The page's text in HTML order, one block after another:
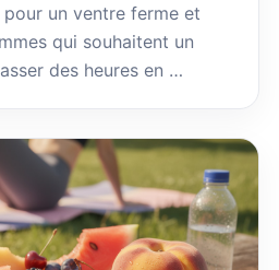
un ventre ferme et
qui souhaitent un
des heures en …